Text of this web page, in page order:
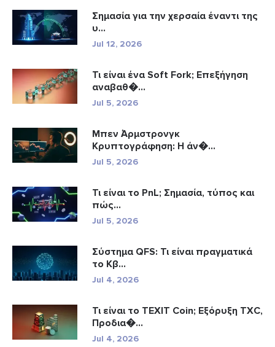
Σημασία για την χερσαία έναντι της
υ...
Jul 12, 2026
Τι είναι ένα Soft Fork; Επεξήγηση
αναβαθ�...
Jul 5, 2026
Μπεν Άρμστρονγκ
Κρυπτογράφηση: Η άν�...
Jul 5, 2026
Τι είναι το PnL; Σημασία, τύπος και
πώς...
Jul 5, 2026
Σύστημα QFS: Τι είναι πραγματικά
το Κβ...
Jul 4, 2026
Τι είναι το TEXIT Coin; Εξόρυξη TXC,
Προδια�...
Jul 4, 2026